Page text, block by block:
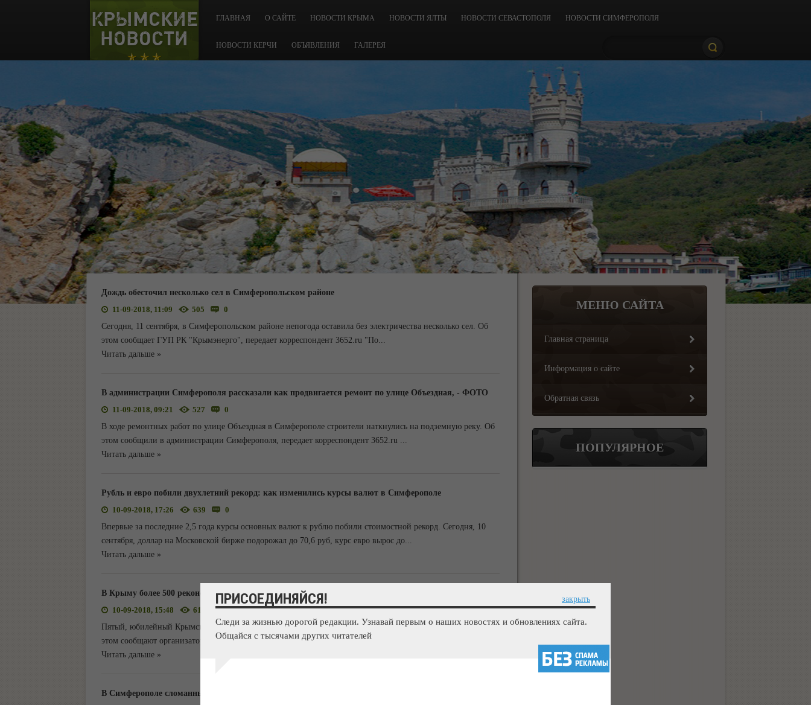
КРЫМСКИЕ
НОВОСТИ
ГЛАВНАЯ О САЙТЕ НОВОСТИ КРЫМА НОВОСТИ ЯЛТЫ НОВОСТИ СЕВАСТОПОЛЯ НОВОСТИ СИМФЕРОПОЛЯ
НОВОСТИ КЕРЧИ ОБЪЯВЛЕНИЯ ГАЛЕРЕЯ
Дождь обесточил несколько сел в Симферопольском районе
11-09-2018, 11:09
505
0
Сегодня, 11 сентября, в Симферопольском районе непогода оставила без электричества несколько сел. Об
этом сообщает ГУП РК "Крымэнерго", передает корреспондент 3652.ru "По...
Читать дальше »
В администрации Симферополя рассказали как продвигается ремонт по улице Объездная, - ФОТО
11-09-2018, 09:21
527
0
В ходе ремонтных работ по улице Объездная в Симферополе строители наткнулись на подземную реку. Об
этом сообщили в администрации Симферополя, передает корреспондент 3652.ru ...
Читать дальше »
Рубль и евро побили двухлетний рекорд: как изменились курсы валют в Симферополе
10-09-2018, 17:26
639
0
Впервые за последние 2,5 года курсы основных валют к рублю побили стоимостной рекорд. Сегодня, 10
сентября, доллар на Московской бирже подорожал до 70,6 руб, курс евро вырос до...
Читать дальше »
В Крыму более 500 реконструкторов со всей России соберутся на историческом фестивале
10-09-2018, 15:48
617
0
Пятый, юбилейный Крымский военно-исторический фестиваль возвращается на Федюхины высоты. Об
этом сообщают организаторы, передает корреспондент 3652.ru. «Более 500
Читать дальше »
В Симферополе сломанный столб завис над дорогой, - ФОТОФАКТ
МЕНЮ САЙТА
Главная страница
Информация о сайте
Обратная связь
ПОПУЛЯРНОЕ
ПРИСОЕДИНЯЙСЯ! закрыть
Следи за жизнью дорогой редакции. Узнавай первым о наших новостях и обновлениях сайта.
Общайся с тысячами других читателей